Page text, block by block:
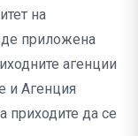
на
приложена
агенции
и Агенция
приходите да се